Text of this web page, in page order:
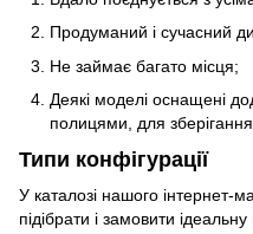
Продуманий і сучасний
Не займає багато місця;
Деякі моделі оснащені
полицями, для
Типи конфігурації
У каталозі нашого інтернет-
підібрати і замовити